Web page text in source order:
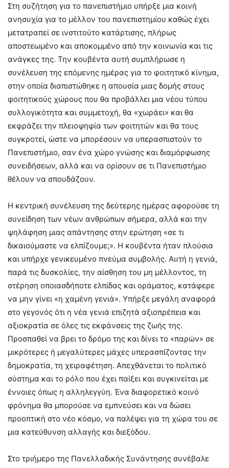
Στη συζήτηση για το πανεπιστήμιο υπήρξε μια κοινή
ανησυχία για το μέλλον του πανεπιστημίου καθώς έχει
μετατραπεί σε ινστιτούτο κατάρτισης, πλήρως
αποστεωμένο και αποκομμένο από την κοινωνία και τις
ανάγκες της. Την κουβέντα αυτή συμπλήρωσε η
συνέλευση της επόμενης ημέρας για το φοιτητικό κίνημα,
στην οποία διαπιστώθηκε η απουσία μιας δομής στους
φοιτητικούς χώρους που θα προβάλλει μια νέου τύπου
συλλογικότητα και συμμετοχή, θα «χωράει» και θα
εκφράζει την πλειοψηφία των φοιτητών και θα τους
συγκροτεί, ώστε να μπορέσουν να υπερασπιστούν το
Πανεπιστήμιο, σαν ένα χώρο γνώσης και διαμόρφωσης
συνειδήσεων, αλλά και να ορίσουν σε τι Πανεπιστήμιο
θέλουν να σπουδάζουν.
Η κεντρική συνέλευση της δεύτερης ημέρας αφορούσε τη
συνείδηση των νέων ανθρώπων σήμερα, αλλά και την
ψηλάφηση μιας απάντησης στην ερώτηση «σε τι
δικαιούμαστε να ελπίζουμε;». Η κουβέντα ήταν πλούσια
και υπήρχε γενικευμένο πνεύμα συμβολής. Αυτή η γενιά,
παρά τις δυσκολίες, την αίσθηση του μη μέλλοντος, τη
στέρηση οποιασδήποτε ελπίδας και οράματος, κατάφερε
να μην γίνει «η χαμένη γενιά». Υπήρξε μεγάλη αναφορά
στο γεγονός ότι η νέα γενιά επιζητά αξιοπρέπεια και
αξιοκρατία σε όλες τις εκφάνσεις της ζωής της.
Προσπαθεί να βρει το δρόμο της και δίνει το «παρών» σε
μικρότερες ή μεγαλύτερες μάχες υπερασπίζοντας την
δημοκρατία, τη χειραφέτηση. Απεχθάνεται το πολιτικό
σύστημα και το ρόλο που έχει παίξει και συγκινείται με
έννοιες όπως η αλληλεγγύη. Ένα διαφορετικό κοινό
φρόνημα θα μπορούσε να εμπνεύσει και να δώσει
προοπτική στο νέο κόσμο, να παλέψει για τη χώρα του σε
μια κατεύθυνση αλλαγής και διεξόδου.
Στο τριήμερο της Πανελλαδικής Συνάντησης συνέβαλε